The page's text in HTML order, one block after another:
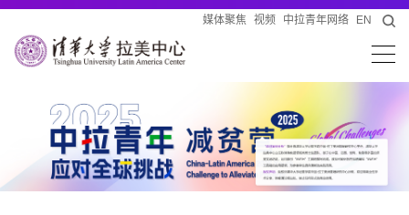
媒体聚焦 视频 中拉青年网络 EN